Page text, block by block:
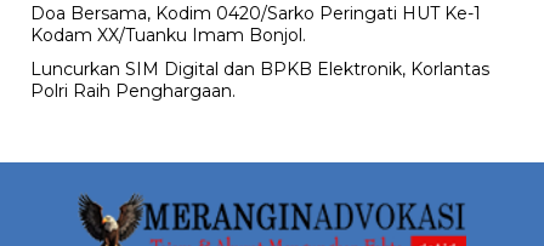
Doa Bersama, Kodim 0420/Sarko Peringati HUT Ke-1
Kodam XX/Tuanku Imam Bonjol.
Luncurkan SIM Digital dan BPKB Elektronik, Korlantas
Polri Raih Penghargaan.